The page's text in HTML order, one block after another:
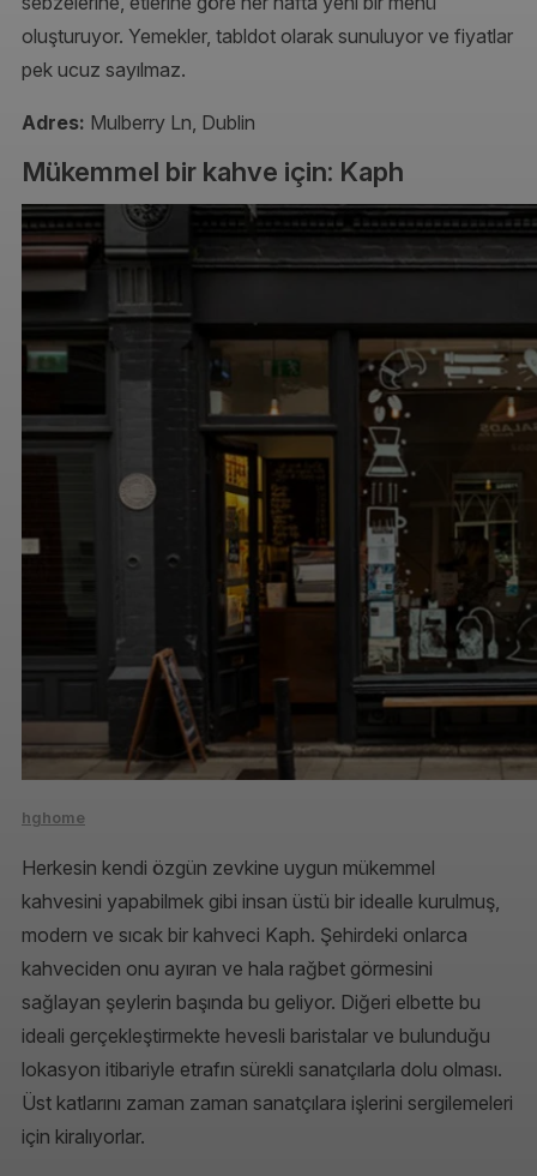
oluşturuyor. Yemekler, tabldot olarak sunuluyor ve fiyatlar
pek ucuz sayılmaz.
Adres: Mulberry Ln, Dublin
Mükemmel bir kahve için: Kaph
hghome
Herkesin kendi özgün zevkine uygun mükemmel
kahvesini yapabilmek gibi insan üstü bir idealle kurulmuş,
modern ve sıcak bir kahveci Kaph. Şehirdeki onlarca
kahveciden onu ayıran ve hala rağbet görmesini
sağlayan şeylerin başında bu geliyor. Diğeri elbette bu
ideali gerçekleştirmekte hevesli baristalar ve bulunduğu
lokasyon itibariyle etrafın sürekli sanatçılarla dolu olması.
Üst katlarını zaman zaman sanatçılara işlerini sergilemeleri
için kiralıyorlar.